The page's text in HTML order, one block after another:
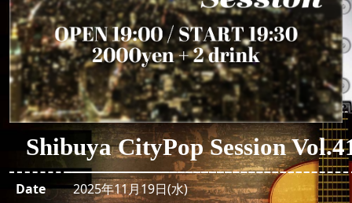
Shibuya CityPop Session
Date
2025年11月19日(水)